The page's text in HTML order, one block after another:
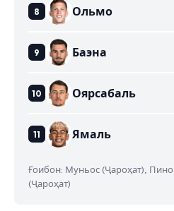
Ольмо
Баэна
Оярсабаль
Ямаль
Ғоибон: Муньос (Ҷароҳат),
(Ҷароҳат)